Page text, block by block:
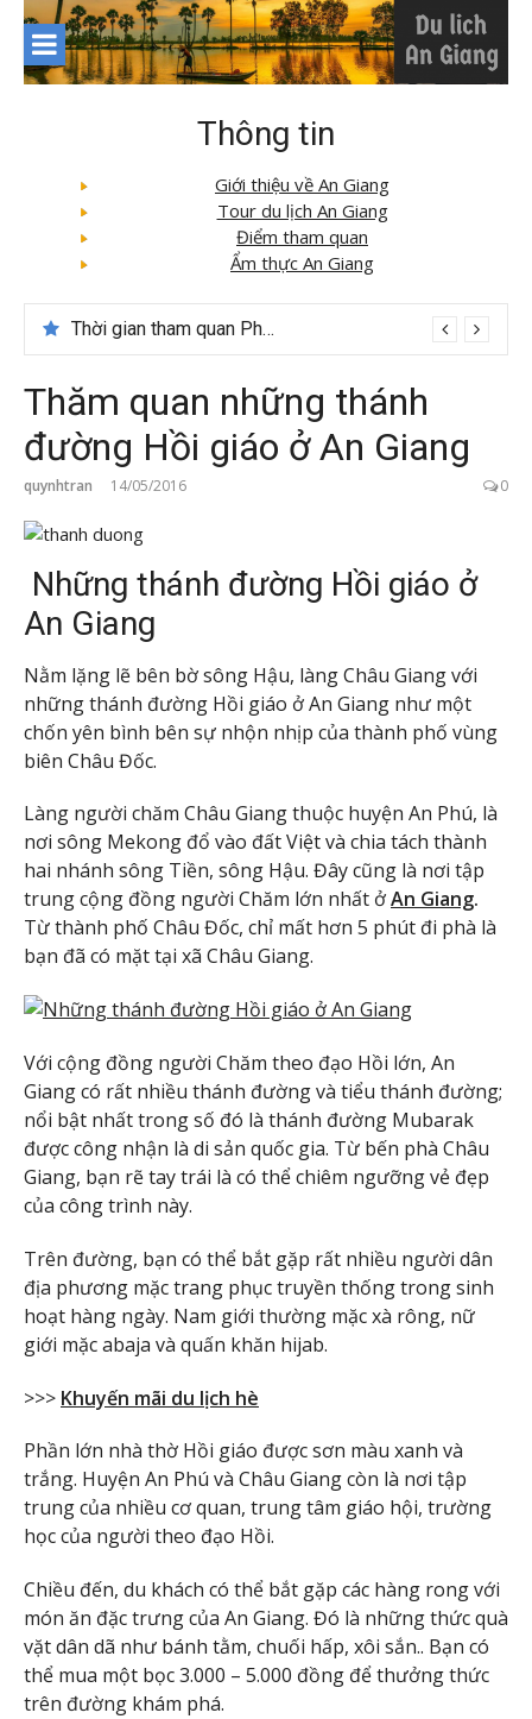
Skip
content
Thông tin
Giới thiệu về An Giang
Tour du lịch An Giang
Điểm tham quan
Ẩm thực An Giang
Thời gian tham quan Phong Nha Kẻ Bàng
Thăm quan những thánh
đường Hồi giáo ở An Giang
quynhtran 14/05/2016 0
Những thánh đường Hồi giáo ở
An Giang
Nằm lặng lẽ bên bờ sông Hậu, làng Châu Giang với
những thánh đường Hồi giáo ở An Giang như một
chốn yên bình bên sự nhộn nhịp của thành phố vùng
biên Châu Đốc.
Làng người chăm Châu Giang thuộc huyện An Phú, là
nơi sông Mekong đổ vào đất Việt và chia tách thành
hai nhánh sông Tiền, sông Hậu. Đây cũng là nơi tập
trung cộng đồng người Chăm lớn nhất ởAn Giang.
Từ thành phố Châu Đốc, chỉ mất hơn 5 phút đi phà là
bạn đã có mặt tại xã Châu Giang.
Với cộng đồng người Chăm theo đạo Hồi lớn, An
Giang có rất nhiều thánh đường và tiểu thánh đường;
nổi bật nhất trong số đó là thánh đường Mubarak
được công nhận là di sản quốc gia. Từ bến phà Châu
Giang, bạn rẽ tay trái là có thể chiêm ngưỡng vẻ đẹp
của công trình này.
Trên đường, bạn có thể bắt gặp rất nhiều người dân
địa phương mặc trang phục truyền thống trong sinh
hoạt hàng ngày. Nam giới thường mặc xà rông, nữ
giới mặc abaja và quấn khăn hijab.
>>> Khuyến mãi du lịch hè
Phần lớn nhà thờ Hồi giáo được sơn màu xanh và
trắng. Huyện An Phú và Châu Giang còn là nơi tập
trung của nhiều cơ quan, trung tâm giáo hội, trường
học của người theo đạo Hồi.
Chiều đến, du khách có thể bắt gặp các hàng rong với
món ăn đặc trưng của An Giang. Đó là những thức quà
vặt dân dã như bánh tằm, chuối hấp, xôi sắn.. Bạn có
thể mua một bọc 3.000 – 5.000 đồng để thưởng thức
trên đường khám phá.